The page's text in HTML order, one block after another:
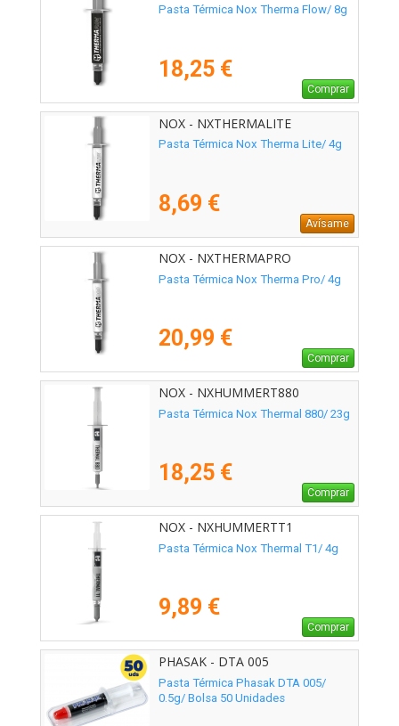
Pasta Térmica Nox Therma Flow/ 8g
18,25 €
Comprar
NOX - NXTHERMALITE
Pasta Térmica Nox Therma Lite/ 4g
8,69 €
Avísame
NOX - NXTHERMAPRO
Pasta Térmica Nox Therma Pro/ 4g
20,99 €
Comprar
NOX - NXHUMMERT880
Pasta Térmica Nox Thermal 880/ 23g
18,25 €
Comprar
NOX - NXHUMMERTT1
Pasta Térmica Nox Thermal T1/ 4g
9,89 €
Comprar
PHASAK - DTA 005
Pasta Térmica Phasak DTA 005/
0.5g/ Bolsa 50 Unidades